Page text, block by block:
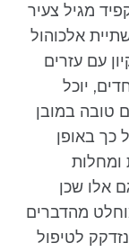
מגיל צעיר
אלכוהול
עם עזרים
יוכל
במובן
באופן
אלו שכן
מהדברים
לטיפול